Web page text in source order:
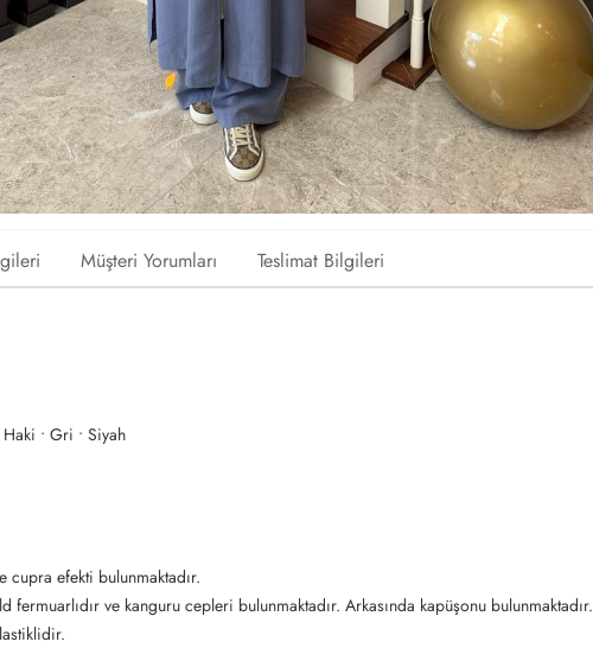
Müşteri Yorumları Teslimat Bilgileri
Haki • Gri • Siyah
cupra efekti bulunmaktadır.
ve kanguru cepleri bulunmaktadır. Arkasında kapüşonu bulunmaktadır.